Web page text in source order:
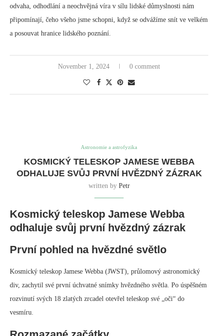
odvaha, odhodlání a neochvějná víra v sílu lidské důmyslnosti nám
připomínají, čeho všeho jsme schopni, když se odvážíme snít ve velkém
a posouvat hranice lidského poznání.
November 1, 2024 0 comment
Astronomie a astrofyzika
KOSMICKÝ TELESKOP JAMESE WEBBA
ODHALUJE SVŮJ PRVNÍ HVĚZDNÝ ZÁZRAK
written by Petr
Kosmický teleskop Jamese Webba
odhaluje svůj první hvězdný zázrak
První pohled na hvězdné světlo
Kosmický teleskop Jamese Webba (JWST), průlomový astronomický
div, zachytil své první úchvatné snímky hvězdného světla. Po úspěšném
rozvinutí svých 18 zlatých zrcadel otevřel teleskop své „oči“ do
vesmíru.